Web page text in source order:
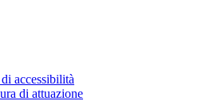
accessibilità
di attuazione